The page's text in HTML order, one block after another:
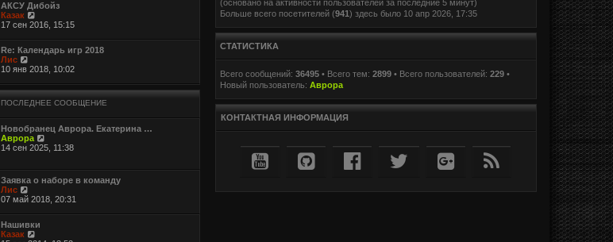
н
м
о
о
б
щ
е
н
ю
о
с
л
е
д
е
у
с
о
б
щ
е
н
ю
й
и
о
с
л
е
д
н
у
с
о
б
щ
н
ю
АКСУ Дибойз
Казак
е
е
й
и
п
о
л
е
д
н
с
о
о
б
щ
17 сен 2016, 15:15
Re: Календарь игр 2018
Лис
е
е
й
т
к
п
о
с
е
д
е
с
о
10 янв 2018, 10:02
ПОСЛЕДНЕЕ СООБЩЕНИЕ
Новобранец Аврора. Екатерина …
Аврора
е
т
и
к
п
14 сен 2025, 11:38
Заявка о наборе в команду
Лис
е
е
й
т
07 май 2018, 20:31
Нашивки
Казак
(основано на активности пользователей за последние 5 минут)
Больше всего посетителей (941) здесь было 10 апр 2026, 17:35
СТАТИСТИКА
Всего сообщений: 36495• Всего тем: 2899• Всего пользователей: 229•
Новый пользователь: Аврора
КОНТАКТНАЯ ИНФОРМАЦИЯ